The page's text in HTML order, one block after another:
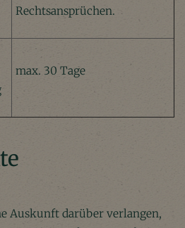
Rechtsansprüchen.
max. 30 Tage
Auskunft darüber verlangen,